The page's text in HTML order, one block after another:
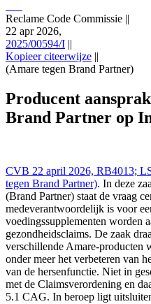
Reclame Code Commissie ||
22 apr 2026,
2025/00594/I ||
Kopieer citeerwijze ||
(Amare tegen Brand Partner)
((Amare tegen Brand Partner)),
delex.cshark.nl/artikelen/
brand-partner-op-instagram
Producent
Brand Partner op
CVB 22 april 2026, RB4013;
tegen Brand Partner). In deze
(Brand Partner) staat de vraag
medeverantwoordelijk is voor
voedingssupplementen worden
gezondheidsclaims. De zaak
verschillende Amare-producten
onder meer het verbeteren van
van de hersenfunctie. Niet in
met de Claimsverordening en
5.1 CAG. In beroep ligt